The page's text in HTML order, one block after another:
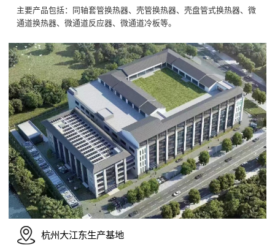
主要产品包括：同轴套管换热器、壳管换热器、壳盘管式换热器、微
通道换热器、微通道反应器、微通道冷板等。
杭州大江东生产基地